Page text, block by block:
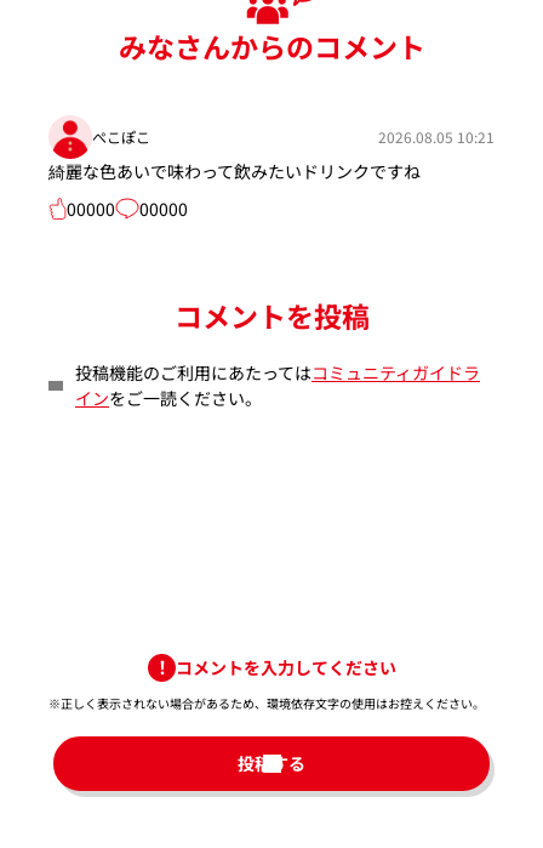
みなさんからのコメント
ぺこぽこ 2026.08.05 10:21
綺麗な色あいで味わって飲みたいドリンクですね
00000
00000
コメントを投稿
投稿機能のご利用にあたってはコミュニティガイドラ
インをご一読ください。
コメントを入力してください
※正しく表示されない場合があるため、環境依存文字の使用はお控えください。​
投稿する